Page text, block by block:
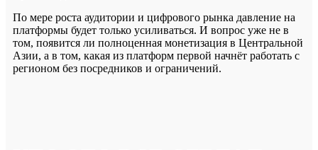
По мере роста аудитории и цифрового рынка давление на
платформы будет только усиливаться. И вопрос уже не в
том, появится ли полноценная монетизация в Центральной
Азии, а в том, какая из платформ первой начнёт работать с
регионом без посредников и ограничений.